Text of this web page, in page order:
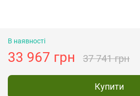
В наявності
33 967 грн 37 741 грн
Купити